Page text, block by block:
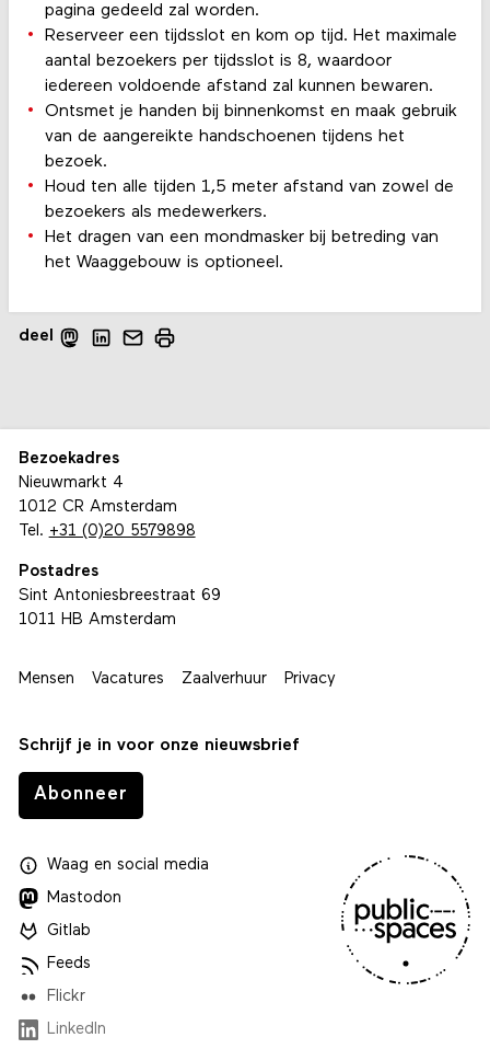
pagina gedeeld zal worden.
Reserveer een tijdsslot en kom op tijd. Het maximale
aantal bezoekers per tijdsslot is 8, waardoor
iedereen voldoende afstand zal kunnen bewaren.
Ontsmet je handen bij binnenkomst en maak gebruik
van de aangereikte handschoenen tijdens het
bezoek.
Houd ten alle tijden 1,5 meter afstand van zowel de
bezoekers als medewerkers.
Het dragen van een mondmasker bij betreding van
het Waaggebouw is optioneel.
deel
Bezoekadres
Nieuwmarkt 4
1012 CR Amsterdam
Tel. +31 (0)20 5579898
Postadres
Sint Antoniesbreestraat 69
1011 HB Amsterdam
Mensen Vacatures Zaalverhuur Privacy
Schrijf je in voor onze nieuwsbrief
Abonneer
Waagen social media
Mastodon
Gitlab
Feeds
Flickr
LinkedIn